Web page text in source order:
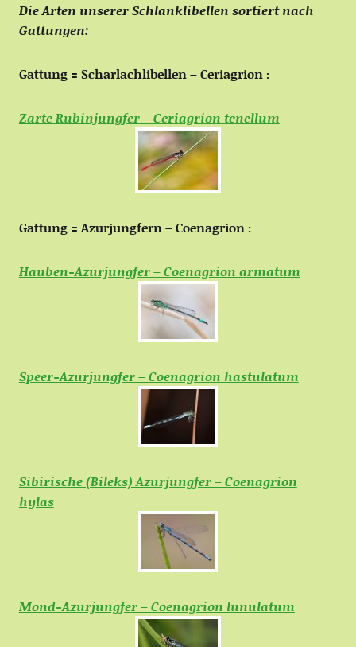
Die Arten unserer Schlanklibellen sortiert nach
Gattungen:
Gattung = Scharlachlibellen – Ceriagrion :
Zarte Rubinjungfer – Ceriagrion tenellum
Gattung = Azurjungfern – Coenagrion :
Hauben-Azurjungfer – Coenagrion armatum
Speer-Azurjungfer – Coenagrion hastulatum
Sibirische (Bileks) Azurjungfer – Coenagrion
hylas
Mond-Azurjungfer – Coenagrion lunulatum